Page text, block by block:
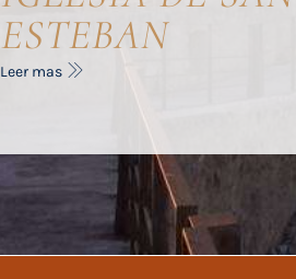
ESTEBAN
Leer mas